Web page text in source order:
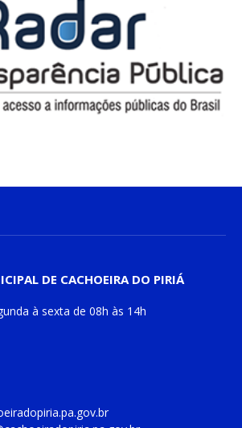
DE CACHOEIRA DO PIRIÁ
à sexta de 08h às 14h